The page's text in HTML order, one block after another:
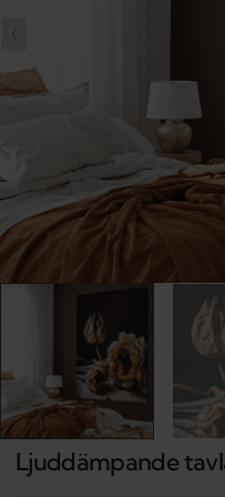
Ljuddämpande